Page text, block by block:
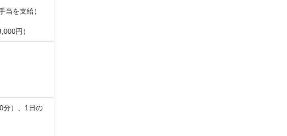
当を支給）
円）
分）、1日の